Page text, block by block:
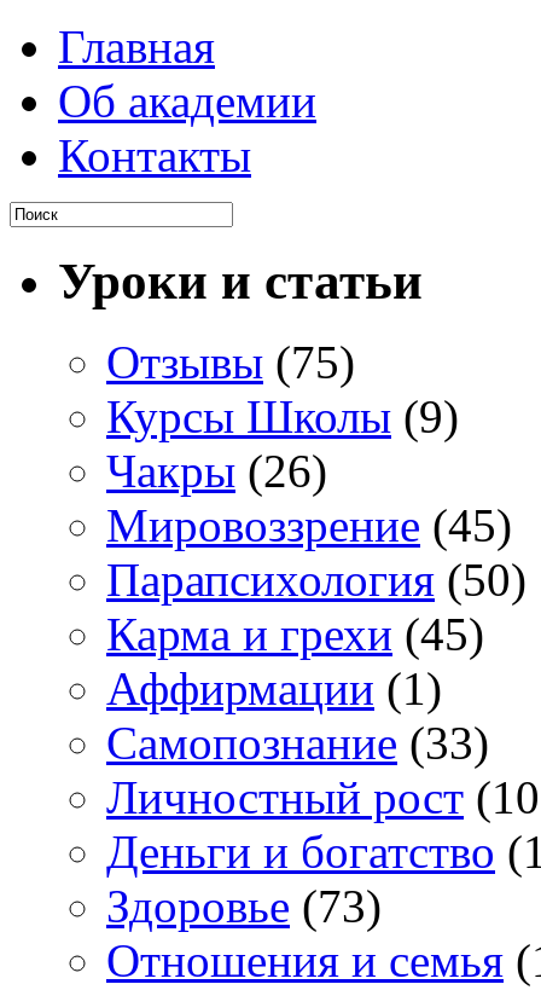
Главная
Об академии
Контакты
Уроки и статьи
Отзывы (75)
Курсы Школы (9)
Чакры (26)
Мировоззрение (45)
Парапсихология (50)
Карма и грехи (45)
Аффирмации (1)
Самопознание (33)
Личностный рост
Деньги и богатство
Здоровье (73)
Отношения и семья